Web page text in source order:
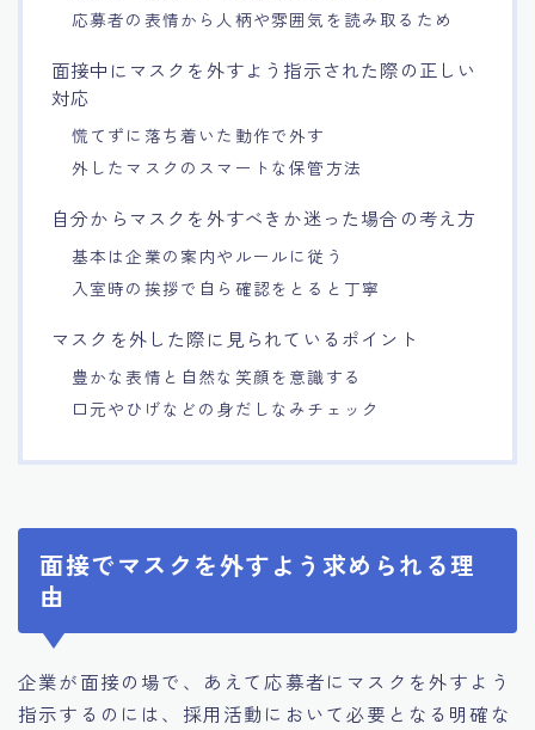
応募者の表情から人柄や雰囲気を読み取るため
面接中にマスクを外すよう指示された際の正しい
対応
慌てずに落ち着いた動作で外す
外したマスクのスマートな保管方法
自分からマスクを外すべきか迷った場合の考え方
基本は企業の案内やルールに従う
入室時の挨拶で自ら確認をとると丁寧
マスクを外した際に見られているポイント
豊かな表情と自然な笑顔を意識する
口元やひげなどの身だしなみチェック
面接でマスクを外すよう求められる理
由
企業が面接の場で、あえて応募者にマスクを外すよう
指示するのには、採用活動において必要となる明確な